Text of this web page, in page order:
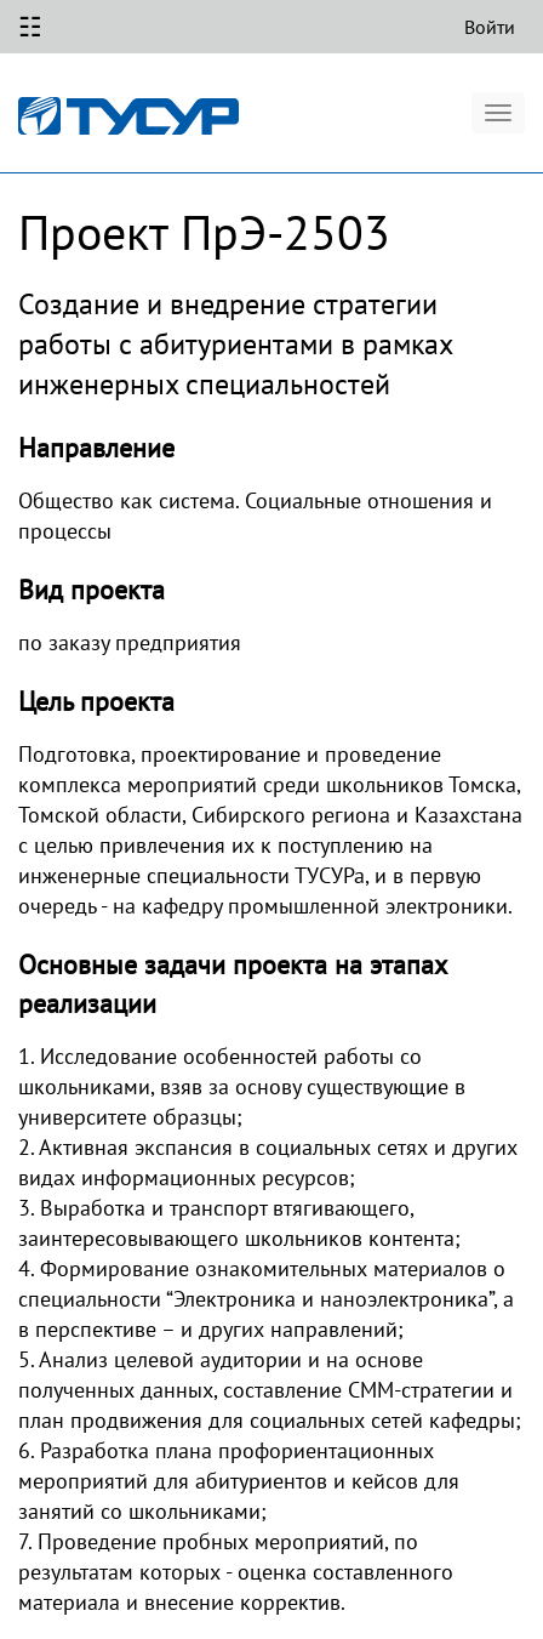
☷ Войти
Проект ПрЭ-2503
Создание и внедрение стратегии
работы с абитуриентами в рамках
инженерных специальностей
Направление
Общество как система. Социальные отношения и
процессы
Вид проекта
по заказу предприятия
Цель проекта
Подготовка, проектирование и проведение
комплекса мероприятий среди школьников Томска,
Томской области, Сибирского региона и Казахстана
с целью привлечения их к поступлению на
инженерные специальности ТУСУРа, и в первую
очередь - на кафедру промышленной электроники.
Основные задачи проекта на этапах
реализации
1. Исследование особенностей работы со
школьниками, взяв за основу существующие в
университете образцы;
2. Активная экспансия в социальных сетях и других
видах информационных ресурсов;
3. Выработка и транспорт втягивающего,
заинтересовывающего школьников контента;
4. Формирование ознакомительных материалов о
специальности “Электроника и наноэлектроника”, а
в перспективе – и других направлений;
5. Анализ целевой аудитории и на основе
полученных данных, составление СММ-стратегии и
план продвижения для социальных сетей кафедры;
6. Разработка плана профориентационных
мероприятий для абитуриентов и кейсов для
занятий со школьниками;
7. Проведение пробных мероприятий, по
результатам которых - оценка составленного
материала и внесение корректив.